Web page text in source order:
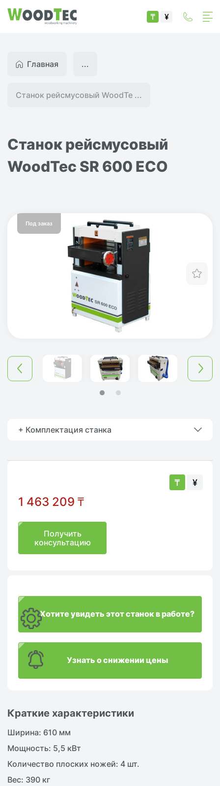
₸ ¥
Главная
Станок рейсмусовый WoodTe ...
...
Станок рейсмусовый
WoodTec SR 600 ECO
Под заказ
Краткие характеристики
Ширина: 610 мм
Мощность: 5,5 кВт
Количество плоских ножей: 4 шт.
Вес: 390 кг
+ Комплектация станка
₸ ¥
1 463 209 ₸
Получить
консультацию
Хотите увидеть этот станок в работе?
Узнать о снижении цены